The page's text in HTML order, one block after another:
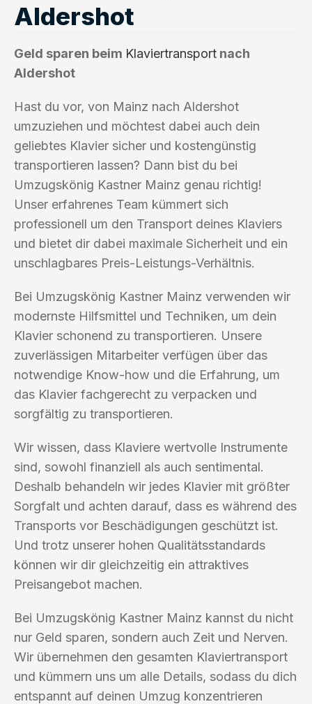
Aldershot
Geld sparen beim Klaviertransport nach
Aldershot
Hast du vor, von Mainz nach Aldershot
umzuziehen und möchtest dabei auch dein
geliebtes Klavier sicher und kostengünstig
transportieren lassen? Dann bist du bei
Umzugskönig Kastner Mainz genau richtig!
Unser erfahrenes Team kümmert sich
professionell um den Transport deines Klaviers
und bietet dir dabei maximale Sicherheit und ein
unschlagbares Preis-Leistungs-Verhältnis.
Bei Umzugskönig Kastner Mainz verwenden wir
modernste Hilfsmittel und Techniken, um dein
Klavier schonend zu transportieren. Unsere
zuverlässigen Mitarbeiter verfügen über das
notwendige Know-how und die Erfahrung, um
das Klavier fachgerecht zu verpacken und
sorgfältig zu transportieren.
Wir wissen, dass Klaviere wertvolle Instrumente
sind, sowohl finanziell als auch sentimental.
Deshalb behandeln wir jedes Klavier mit größter
Sorgfalt und achten darauf, dass es während des
Transports vor Beschädigungen geschützt ist.
Und trotz unserer hohen Qualitätsstandards
können wir dir gleichzeitig ein attraktives
Preisangebot machen.
Bei Umzugskönig Kastner Mainz kannst du nicht
nur Geld sparen, sondern auch Zeit und Nerven.
Wir übernehmen den gesamten Klaviertransport
und kümmern uns um alle Details, sodass du dich
entspannt auf deinen Umzug konzentrieren